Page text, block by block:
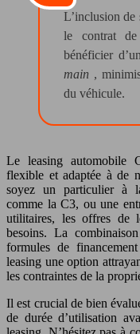
L’inclusion de
le contrat
bénéficier
main ,
du véhicule.
Le leasing automobile
flexible et adaptée à de
soyez un particulier à
comme la C3, ou une
utilitaires, les offres de
besoins. La
formules de
leasing une option
les contraintes de la
Il est crucial de bien
de durée d’utilisation